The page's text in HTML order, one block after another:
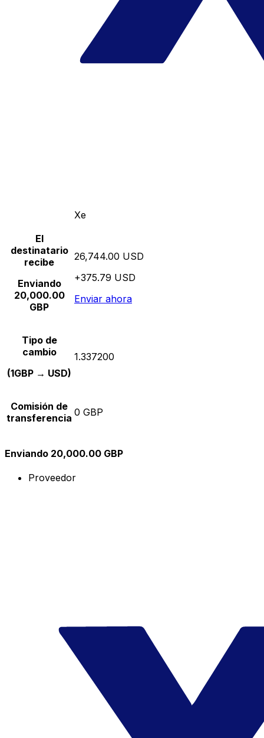
Xe
El
destinatario
recibe
Enviando
20,000.00
GBP
26,744.00 USD
+375.79 USD
Enviar ahora
Tipo de
cambio
(1GBP → USD)
1.337200
Comisión de
transferencia 0 GBP
Enviando 20,000.00 GBP
Proveedor